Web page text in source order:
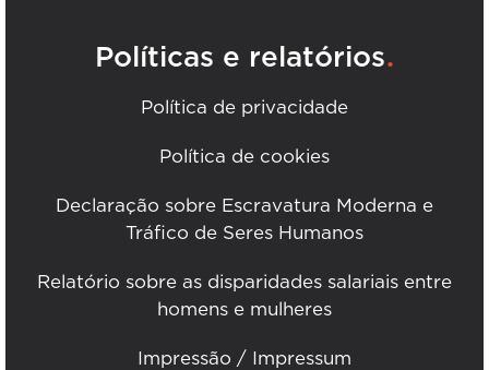
Políticas e relatórios.
Política de privacidade
Política de cookies
Declaração sobre Escravatura Moderna e
Tráfico de Seres Humanos
Relatório sobre as disparidades salariais entre
homens e mulheres
Impressão / Impressum